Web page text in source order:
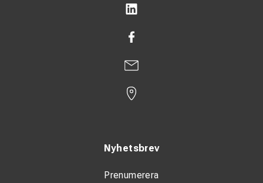
Nyhetsbrev
Prenumerera